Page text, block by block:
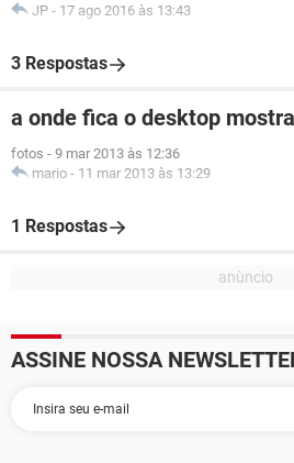
JP - 17 ago 2016 às 13:43
3 Respostas
a onde fica o desktop
fotos - 9 mar 2013 às 12:36
mario - 11 mar 2013 às 13:29
1 Respostas
ASSINE NOSSA